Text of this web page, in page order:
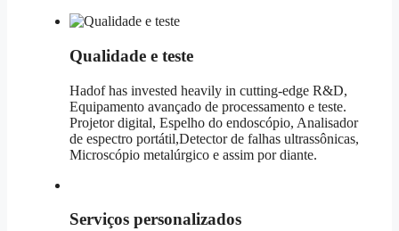
Qualidade e teste
Hadof has invested heavily in cutting-edge R&D,
Equipamento avançado de processamento e teste.
Projetor digital, Espelho do endoscópio, Analisador
de espectro portátil,Detector de falhas ultrassônicas,
Microscópio metalúrgico e assim por diante.
Serviços personalizados